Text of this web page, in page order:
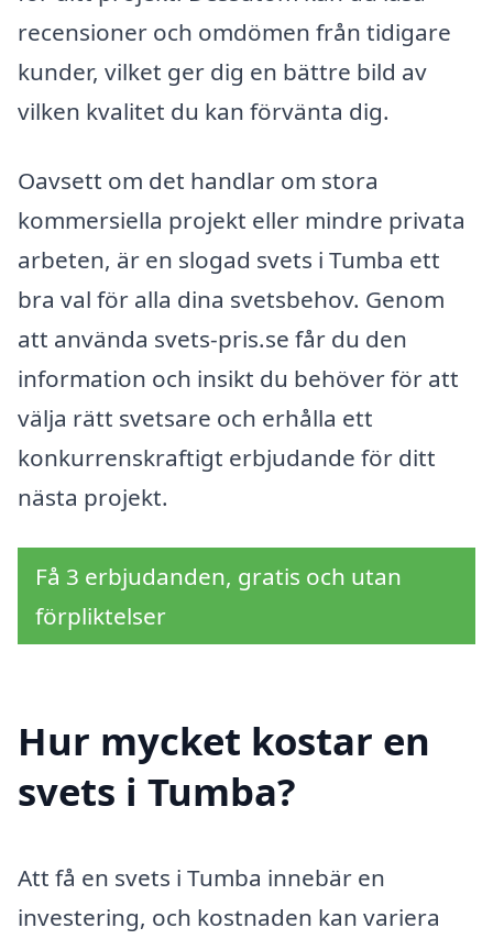
recensioner och omdömen från tidigare
kunder, vilket ger dig en bättre bild av
vilken kvalitet du kan förvänta dig.
Oavsett om det handlar om stora
kommersiella projekt eller mindre privata
arbeten, är en slogad svets i Tumba ett
bra val för alla dina svetsbehov. Genom
att använda svets-pris.se får du den
information och insikt du behöver för att
välja rätt svetsare och erhålla ett
konkurrenskraftigt erbjudande för ditt
nästa projekt.
Få 3 erbjudanden, gratis och utan
förpliktelser
Hur mycket kostar en
svets i Tumba?
Att få en svets i Tumba innebär en
investering, och kostnaden kan variera